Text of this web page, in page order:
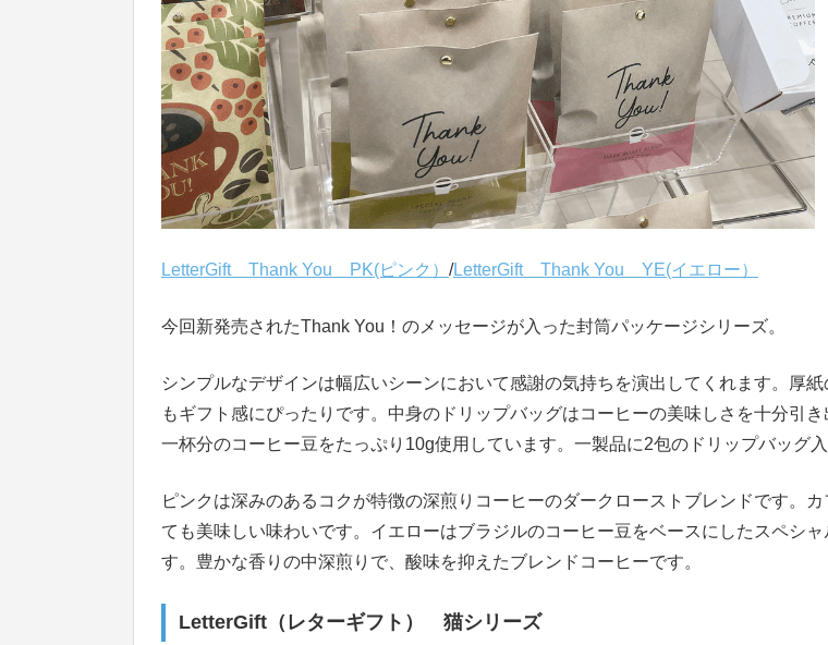
LetterGift Thank You PK(ピンク） /LetterGift Thank You YE(イエロー）
今回新発売されたThank You！のメッセージが入った封筒パッケージシリーズ。
シンプルなデザインは幅広いシーンにおいて感謝の気持ちを演出してくれます。厚
もギフト感にぴったりです。中身のドリップバッグはコーヒーの美味しさを十分引き
一杯分のコーヒー豆をたっぷり10g使用しています。一製品に2包のドリップバッグ入
ピンクは深みのあるコクが特徴の深煎りコーヒーのダークローストブレンドです。カ
ても美味しい味わいです。イエローはブラジルのコーヒー豆をベースにしたスペシ
す。豊かな香りの中深煎りで、酸味を抑えたブレンドコーヒーです。
LetterGift（レターギフト） 猫シリーズ